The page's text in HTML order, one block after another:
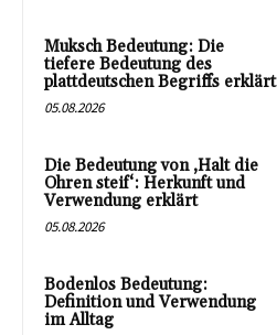
Muksch Bedeutung: Die
tiefere Bedeutung des
plattdeutschen Begriffs erklärt
05.08.2026
Die Bedeutung von ‚Halt die
Ohren steif‘: Herkunft und
Verwendung erklärt
05.08.2026
Bodenlos Bedeutung:
Definition und Verwendung
im Alltag